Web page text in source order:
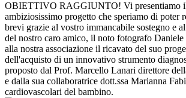
OBIETTIVO RAGGIUNTO! Vi presentiamo
ambiziosissimo progetto che speriamo di poter
brevi grazie al vostro immancabile sostegno e
del nostro caro amico, il noto fotografo Daniele
alla nostra associazione il ricavato del suo
dell'acquisto di un innovativo strumento
proposto dal Prof. Marcello Lanari direttore
e dalla sua collaboratrice dott.ssa Marianna
cardiovascolari del bambino.